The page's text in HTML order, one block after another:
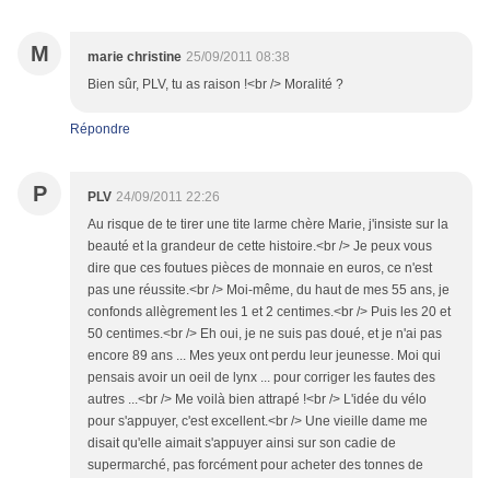
M marie christine 25/09/2011 08:38
Bien sûr, PLV, tu as raison !<br /> Moralité ?
Répondre
P PLV 24/09/2011 22:26
Au risque de te tirer une tite larme chère Marie, j'insiste sur la
beauté et la grandeur de cette histoire.<br /> Je peux vous
dire que ces foutues pièces de monnaie en euros, ce n'est
pas une réussite.<br /> Moi-même, du haut de mes 55 ans, je
confonds allègrement les 1 et 2 centimes.<br /> Puis les 20 et
50 centimes.<br /> Eh oui, je ne suis pas doué, et je n'ai pas
encore 89 ans ... Mes yeux ont perdu leur jeunesse. Moi qui
pensais avoir un oeil de lynx ... pour corriger les fautes des
autres ...<br /> Me voilà bien attrapé !<br /> L'idée du vélo
pour s'appuyer, c'est excellent.<br /> Une vieille dame me
disait qu'elle aimait s'appuyer ainsi sur son cadie de
supermarché, pas forcément pour acheter des tonnes de